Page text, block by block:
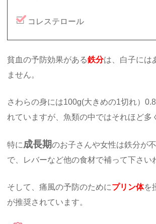
コレステロール
貧血の予防効果がある鉄分は、白子には
ません。
さわらの身には100g(大きめの1切れ）
れていますが、魚類の中ではそれほど多
特に成長期のお子さんや女性は鉄分が
で、レバーなど他の食材で補って下さい
そして、痛風の予防のためにプリン体を
が推奨されています。